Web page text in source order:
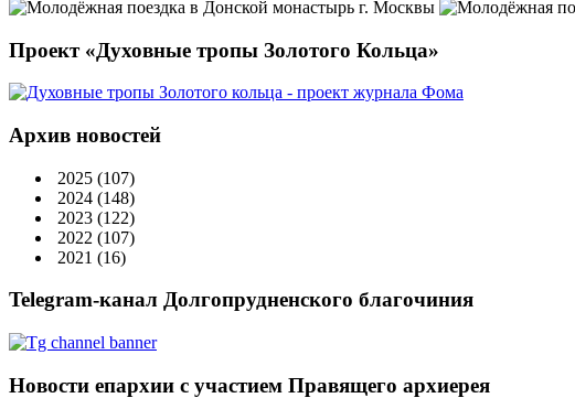
Проект «Духовные тропы Золотого Кольца»
Архив новостей
2025 (107)
2024 (148)
2023 (122)
2022 (107)
2021 (16)
Telegram-канал Долгопрудненского благочиния
Новости епархии с участием Правящего архиерея